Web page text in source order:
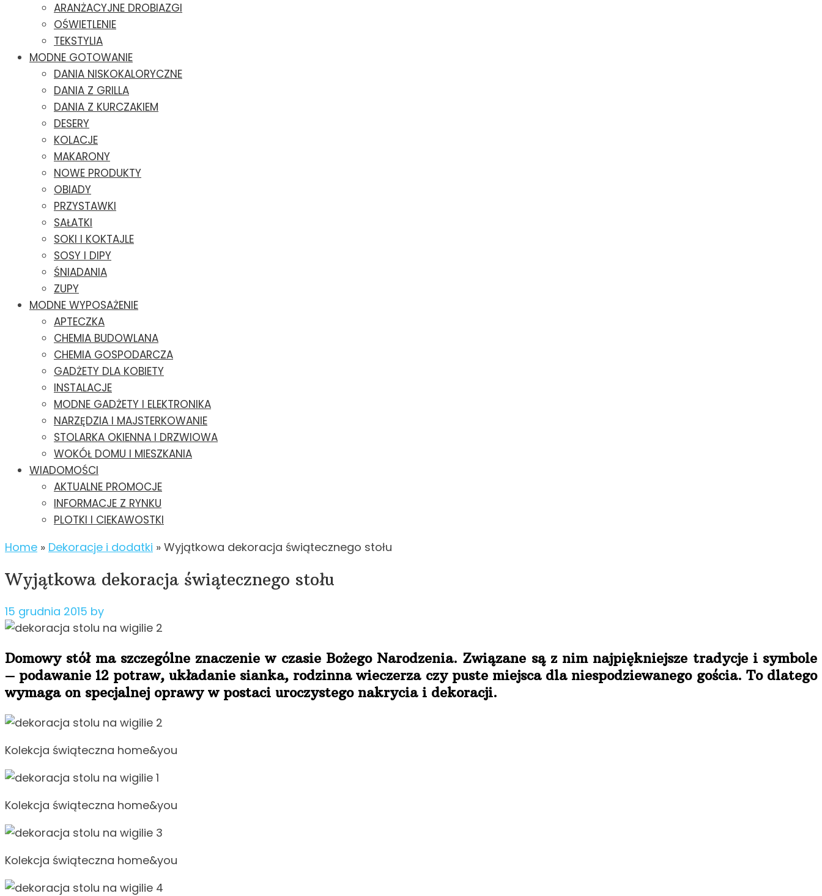
ARANŻACYJNE DROBIAZGI
OŚWIETLENIE
TEKSTYLIA
MODNE GOTOWANIE
DANIA NISKOKALORYCZNE
DANIA Z GRILLA
DANIA Z KURCZAKIEM
DESERY
KOLACJE
MAKARONY
NOWE PRODUKTY
OBIADY
PRZYSTAWKI
SAŁATKI
SOKI I KOKTAJLE
SOSY I DIPY
ŚNIADANIA
ZUPY
MODNE WYPOSAŻENIE
APTECZKA
CHEMIA BUDOWLANA
CHEMIA GOSPODARCZA
GADŻETY DLA KOBIETY
INSTALACJE
MODNE GADŻETY I ELEKTRONIKA
NARZĘDZIA I MAJSTERKOWANIE
STOLARKA OKIENNA I DRZWIOWA
WOKÓŁ DOMU I MIESZKANIA
WIADOMOŚCI
AKTUALNE PROMOCJE
INFORMACJE Z RYNKU
PLOTKI I CIEKAWOSTKI
Home » Dekoracje i dodatki » Wyjątkowa dekoracja świątecznego stołu
Wyjątkowa dekoracja świątecznego stołu
15 grudnia 2015 by
Domowy stół ma szczególne znaczenie w czasie Bożego Narodzenia. Związane są z nim najpiękniejsze tradycje i symbole
– podawanie 12 potraw, układanie sianka, rodzinna wieczerza czy puste miejsca dla niespodziewanego gościa. To dlatego
wymaga on specjalnej oprawy w postaci uroczystego nakrycia i dekoracji.
Kolekcja świąteczna home&you
Kolekcja świąteczna home&you
Kolekcja świąteczna home&you